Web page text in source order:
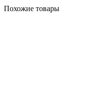
Похожие товары